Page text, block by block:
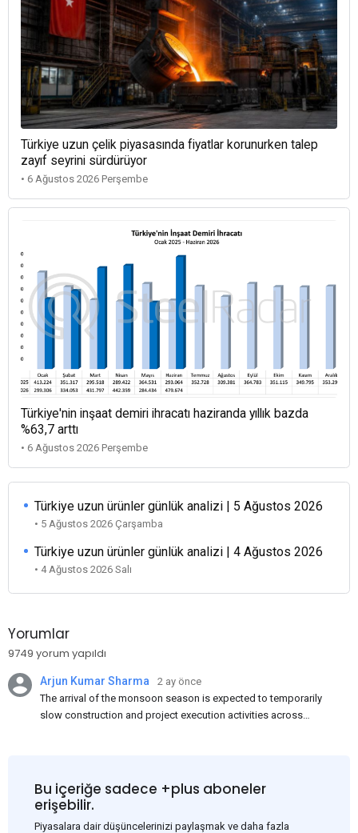
Türkiye uzun çelik piyasasında fiyatlar korunurken talep
zayıf seyrini sürdürüyor
• 6 Ağustos 2026 Perşembe
Türkiye'nin inşaat demiri ihracatı haziranda yıllık bazda
%63,7 arttı
• 6 Ağustos 2026 Perşembe
Türkiye uzun ürünler günlük analizi | 5 Ağustos 2026
• 5 Ağustos 2026 Çarşamba
Türkiye uzun ürünler günlük analizi | 4 Ağustos 2026
• 4 Ağustos 2026 Salı
Yorumlar
9749 yorum yapıldı
Arjun Kumar Sharma
2 ay önce
The arrival of the monsoon season is expected to temporarily
slow construction and project execution activities across
and rural construction projects is expected to provide support
to the market despite seasonal disruptions caused by heavy
rainfall.
Bu içeriğe sadece +plus aboneler
erişebilir.
Piyasalara dair düşüncelerinizi paylaşmak ve daha fazla